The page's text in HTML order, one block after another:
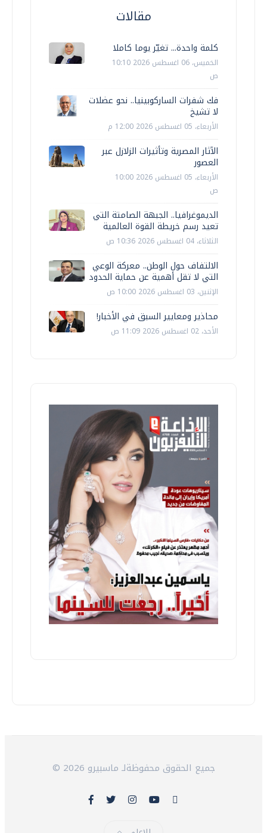
مقالات
كلمة واحدة... تغيّر يوما كاملا
الخميس، 06 اغسطس 2026 10:10
ص
فك شفرات الساركوبينيا.. نحو عضلات
لا تشيخ
الأربعاء، 05 اغسطس 2026 12:00 م
الآثار المصرية وتأثيرات الزلازل عبر
العصور
الأربعاء، 05 اغسطس 2026 10:00
ص
الديموغرافيا.. الجبهة الصامتة التي
تعيد رسم خريطة القوة العالمية
الثلاثاء، 04 اغسطس 2026 10:36 ص
الالتفاف حول الوطن.. معركة الوعي
التي لا تقل أهمية عن حماية الحدود
الإثنين، 03 اغسطس 2026 10:00 ص
محاذير ومعايير السبق في الأخبار!
الأحد، 02 اغسطس 2026 11:09 ص
© 2026 جميع الحقوق محفوظةلـ ماسبيرو